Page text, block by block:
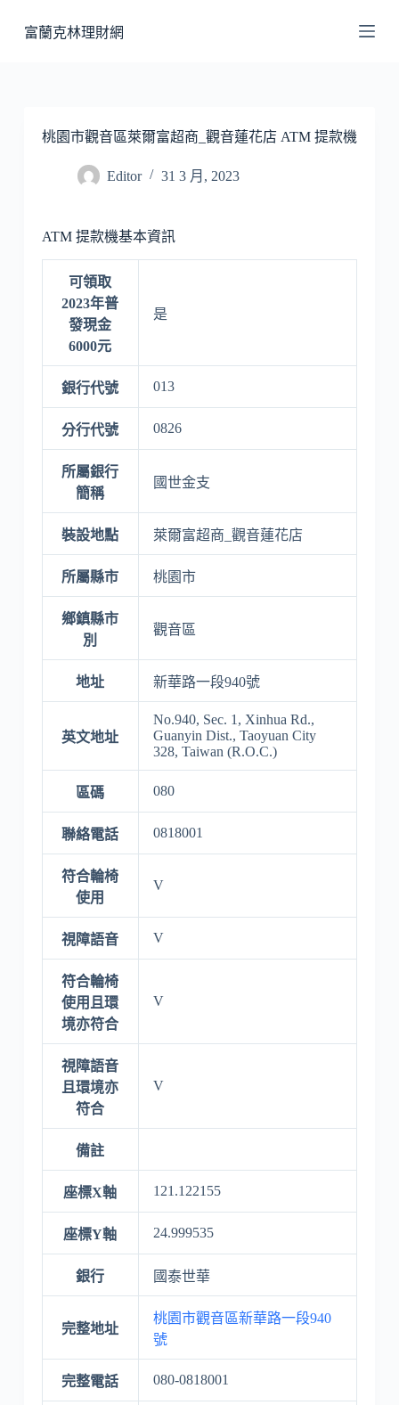
至
富蘭克林理財網
桃園市觀音區萊爾富超商_觀音蓮花店 ATM 提款機
Editor 31 3 月, 2023
ATM 提款機基本資訊
可領取
2023年普
發現金
6000元
是
銀行代號 013
分行代號 0826
所屬銀行
簡稱
國世金支
裝設地點 萊爾富超商_觀音蓮花店
所屬縣市 桃園市
鄉鎮縣市
別
觀音區
地址 新華路一段940號
英文地址
No.940, Sec. 1, Xinhua Rd.,
Guanyin Dist., Taoyuan City
328, Taiwan (R.O.C.)
區碼 080
聯絡電話 0818001
符合輪椅
使用
V
視障語音 V
符合輪椅
使用且環
境亦符合
V
視障語音
且環境亦
符合
V
備註
座標X軸 121.122155
座標Y軸 24.999535
銀行 國泰世華
完整地址
桃園市觀音區新華路一段940
號
完整電話 080-0818001